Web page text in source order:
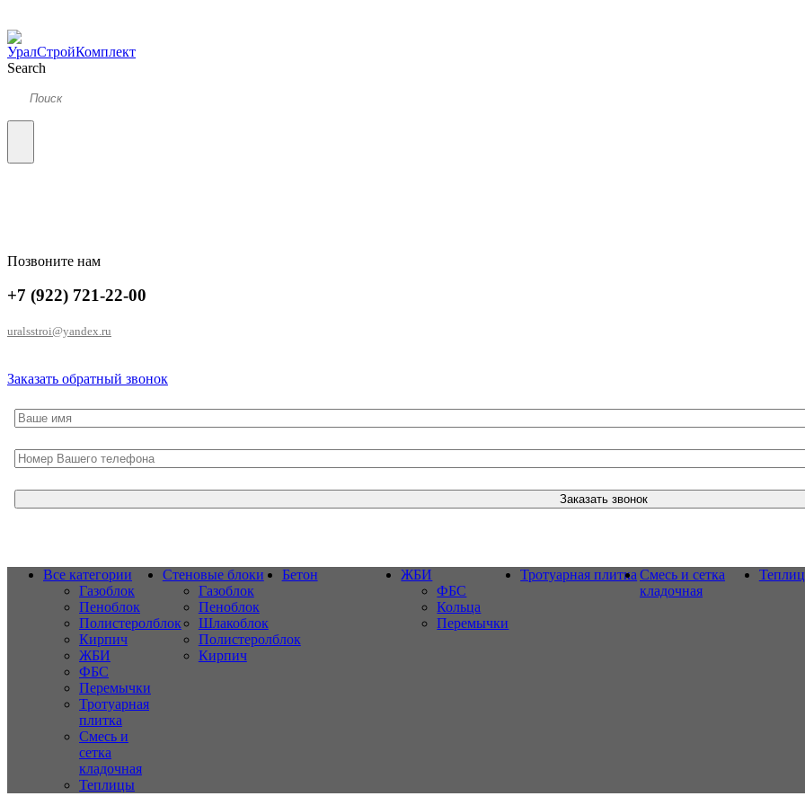
Search
Позвоните нам
+7 (922) 721-22-00
uralsstroi@yandex.ru
Заказать обратный звонок
Все категории
Газоблок
Пеноблок
Полистеролблок
Кирпич
ЖБИ
ФБС
Перемычки
Тротуарная
плитка
Смесь и
сетка
кладочная
Теплицы
Стеновые блоки
Газоблок
Пеноблок
Шлакоблок
Полистеролблок
Кирпич
Бетон
ЖБИ
ФБС
Кольца
Перемычки
Тротуарная плитка Смесь и сетка
кладочная